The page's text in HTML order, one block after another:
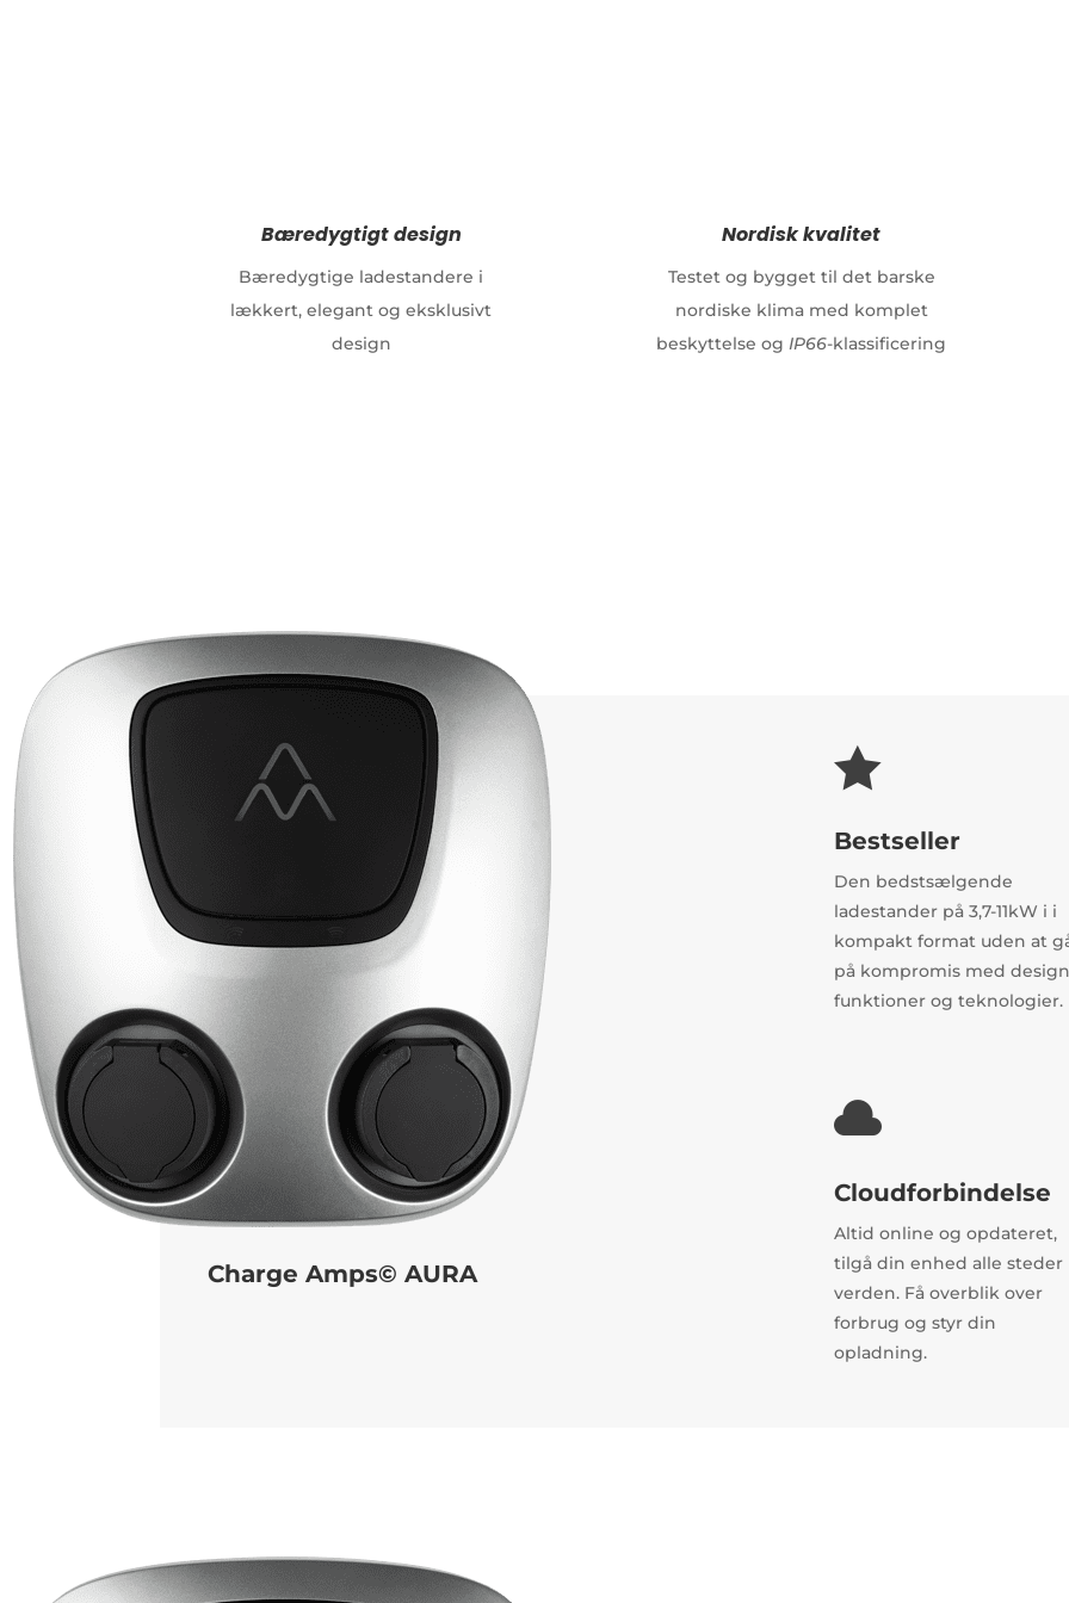
Bæredygtigt design
Bæredygtige ladestandere i
lækkert, elegant og eksklusivt
design
Nordisk kvalitet
Testet og bygget til det barske
nordiske klima med komplet
beskyttelse og IP66-klassificering
Charge Amps© AURA

Bestseller
Den bedstsælgende
ladestander på 3,7-11kW i i
kompakt format uden at
på kompromis med
funktioner og teknologier.

Cloudforbindelse
Altid online og opdateret,
tilgå din enhed alle steder
verden. Få overblik over
forbrug og styr din
opladning.